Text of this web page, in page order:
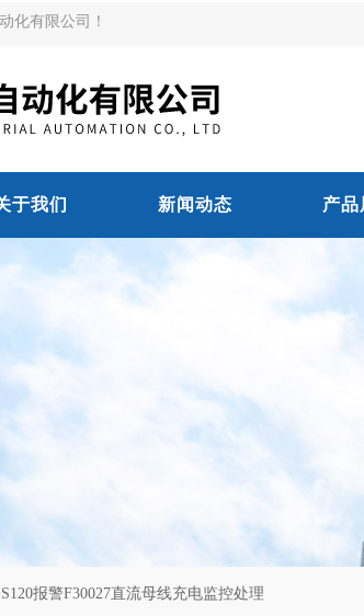
化有限公司！
于我们 新闻动态 产品
报警F30027直流母线充电监控处理